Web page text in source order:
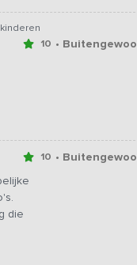
10 •
10 •
die